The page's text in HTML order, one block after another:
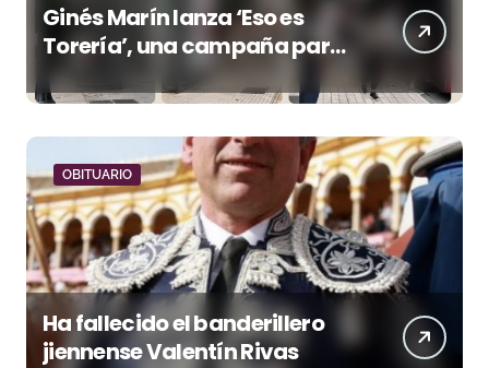
Ginés Marín lanza ‘Eso es
Torería’, una campaña para
reivindicar los valores del
toreo más allá del ruedo
OBITUARIO
Ha fallecido el banderillero
jiennense Valentín Rivas